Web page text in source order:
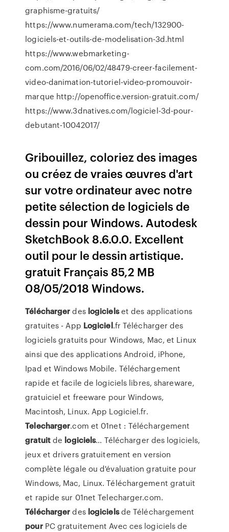
graphisme-gratuits/
https://www.numerama.com/tech/132900-
logiciels-et-outils-de-modelisation-3d.html
https://www.webmarketing-
com.com/2016/06/02/48479-creer-facilement-
video-danimation-tutoriel-video-promouvoir-
marque http://openoffice.version-gratuit.com/
https://www.3dnatives.com/logiciel-3d-pour-
debutant-10042017/
Gribouillez, coloriez des images
ou créez de vraies œuvres d'art
sur votre ordinateur avec notre
petite sélection de logiciels de
dessin pour Windows. Autodesk
SketchBook 8.6.0.0. Excellent
outil pour le dessin artistique.
gratuit Français 85,2 MB
08/05/2018 Windows.
Téléchargerdes logicielset des applications
gratuites - App Logiciel.fr Télécharger des
logiciels gratuits pour Windows, Mac, et Linux
ainsi que des applications Android, iPhone,
Ipad et Windows Mobile. Téléchargement
rapide et facile de logiciels libres, shareware,
gratuiciel et freeware pour Windows,
Macintosh, Linux. App Logiciel.fr.
Telecharger.com et 01net : Téléchargement
gratuitde logiciels... Télécharger des logiciels,
jeux et drivers gratuitement en version
complète légale ou d'évaluation gratuite pour
Windows, Mac, Linux. Téléchargement gratuit
et rapide sur 01net Telecharger.com.
Téléchargerdes logicielsde Téléchargement
pourPC gratuitement Avec ces logiciels de